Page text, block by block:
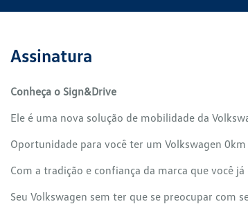
Assinatura
Conheça o Sign&Drive
Ele é uma nova solução de mobilidade da
Oportunidade para você ter um Volkswagen
Com a tradição e confiança da marca que você já
Seu Volkswagen sem ter que se preocupar com